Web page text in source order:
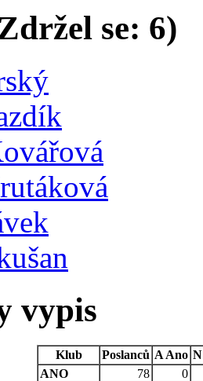
se: 6)
vypis
Klub Poslanců A Ano N
ANO
78
0